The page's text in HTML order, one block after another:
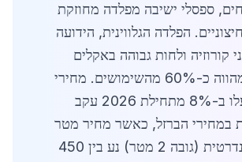
ספסלי ישיבה מפלדה מחוזקת
הפלדה הגלווינית, הידועה
קורוזיה ולחות גבוהה באקלים
הצפוני הלח, מהווה כ-60% מהשימושים. מחירי
חומרי הגלם עלו ב-8% מתחילת 2026 עקב
במחירי הברזל, כאשר מחיר מטר
גדר פלדה סטנדרטית (גובה 2 מטר) נע בין 450